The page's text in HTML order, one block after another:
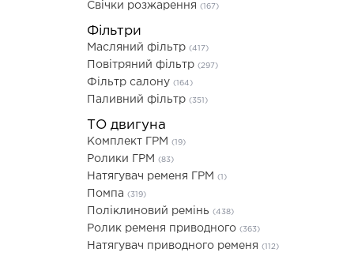
Свічки розжарення (167)
Фільтри
Масляний фільтр (417)
Повітряний фільтр (297)
Фільтр салону (164)
Паливний фільтр (351)
ТО двигуна
Комплект ГРМ (19)
Ролики ГРМ (83)
Натягувач ременя ГРМ (1)
Помпа (319)
Поліклиновий ремінь (438)
Ролик ременя приводного (363)
Натягувач приводного ременя (112)